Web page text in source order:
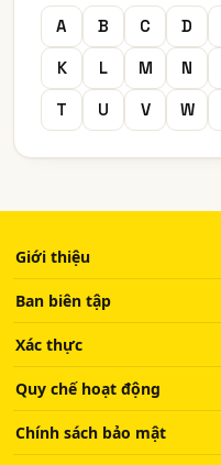
A B C D
K
L M N
T
U V W
Giới thiệu
Ban biên tập
Xác thực
Quy chế hoạt động
Chính sách bảo mật